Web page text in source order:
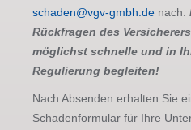
schaden@vgv-gmbh.de nach.
Rückfragen des
möglichst schnelle und in
Regulierung begleiten!
Nach Absenden erhalten Sie
Schadenformular für Ihre